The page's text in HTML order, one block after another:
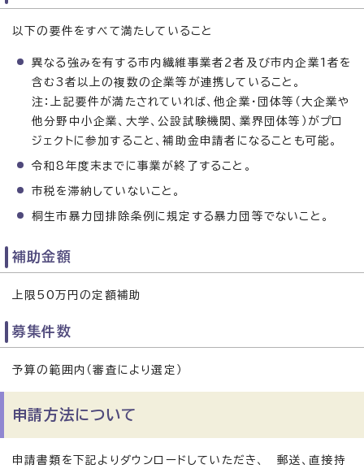
以下の要件をすべて満たしていること
異なる強みを有する市内繊維事業者2者及び市内企業1者を
含む3者以上の複数の企業等が連携していること。
注：上記要件が満たされていれば、他企業・団体等（大企業や
他分野中小企業、大学、公設試験機関、業界団体等）がプロ
ジェクトに参加すること、補助金申請者になることも可能。
令和8年度末までに事業が終了すること。
市税を滞納していないこと。
桐生市暴力団排除条例に規定する暴力団等でないこと。
補助金額
上限50万円の定額補助
募集件数
予算の範囲内（審査により選定）
申請方法について
申請書類を下記よりダウンロードしていただき、 郵送、直接持